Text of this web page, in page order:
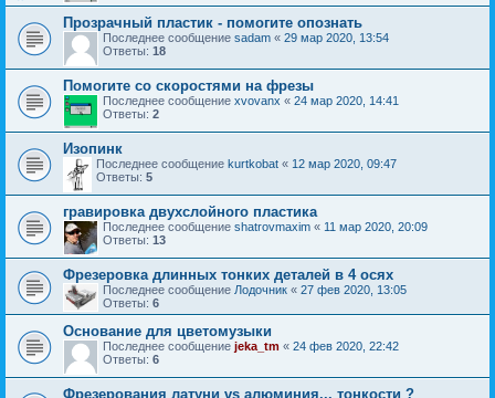
Прозрачный пластик - помогите опознать
Последнее сообщение sadam « 29 мар 2020, 13:54
Ответы: 18
Помогите со скоростями на фрезы
Последнее сообщение xvovanx « 24 мар 2020, 14:41
Ответы: 2
Изопинк
Последнее сообщение kurtkobat « 12 мар 2020, 09:47
Ответы: 5
гравировка двухслойного пластика
Последнее сообщение shatrovmaxim « 11 мар 2020, 20:09
Ответы: 13
Фрезеровка длинных тонких деталей в 4 осях
Последнее сообщение Лодочник « 27 фев 2020, 13:05
Ответы: 6
Основание для цветомузыки
Последнее сообщение jeka_tm « 24 фев 2020, 22:42
Ответы: 6
Фрезерования латуни vs алюминия... тонкости ?